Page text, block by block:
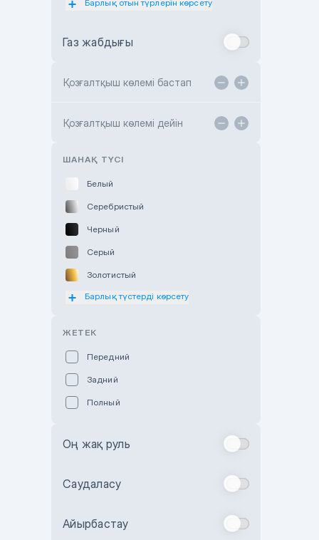
Toyota Astana
TANK Motors Karaganda
Барлық отын түрлерін көрсету
Газ жабдығы
Қозғалтқыш көлемі бастап
Қозғалтқыш көлемі дейін
ШАНАҚ ТҮСІ
Белый
Серебристый
Черный
Серый
Золотистый
Оранжевый
Зеленый
Бежевый
Барлық түстерді көрсету
ЖЕТЕК
Передний
Задний
Полный
Оң жақ руль
Саудаласу
Айырбастау